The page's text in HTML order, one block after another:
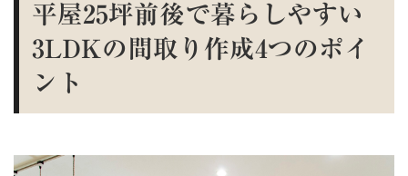
平屋25坪前後で暮らしやすい
3LDKの間取り作成4つのポイ
ント